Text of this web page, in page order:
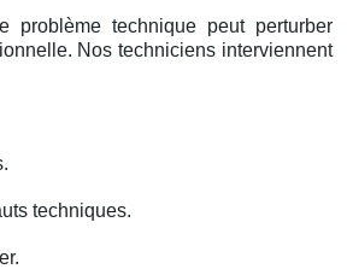
problème technique peut perturber
Nos techniciens interviennent
techniques.